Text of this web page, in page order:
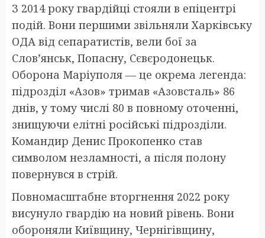
З 2014 року гвардійці стояли в епіцентрі
подій. Вони першими звільняли Харківську
ОДА від сепаратистів, вели бої за
Слов’янськ, Попасну, Сєвєродонецьк.
Оборона Маріуполя — це окрема легенда:
підрозділ «Азов» тримав «Азовсталь» 86
днів, у тому числі 80 в повному оточенні,
знищуючи елітні російські підрозділи.
Командир Денис Прокопенко став
символом незламності, а після полону
повернувся в стрій.
Повномасштабне вторгнення 2022 року
висунуло гвардію на новий рівень. Вони
обороняли Київщину, Чернігівщину,